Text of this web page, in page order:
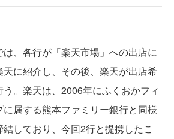
、各行が「楽天市場」への出店に
に紹介し、その後、楽天が出店希
。楽天は、2006年にふくおかフィ
属する熊本ファミリー銀行と同様
しており、今回2行と提携したこ